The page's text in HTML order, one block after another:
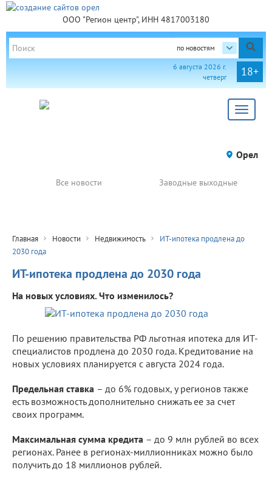
ООО "Регион центр", ИНН 4817003180
по новостям
18+
6 августа 2026 г.
четверг
Toggle
Орел
Все новости Заводные выходные
Главная Новости Недвижимость
ИТ-ипотека продлена до
2030 года
ИТ-ипотека продлена до 2030 года
На новых условиях. Что изменилось?
По решению правительства РФ льготная ипотека для ИТ-
специалистов продлена до 2030 года. Кредитование на
новых условиях планируется с августа 2024 года.
Предельная ставка – до 6% годовых, у регионов также
есть возможность дополнительно снижать ее за счет
своих программ.
Максимальная сумма кредита – до 9 млн рублей во всех
регионах. Ранее в регионах-миллионниках можно было
получить до 18 миллионов рублей.